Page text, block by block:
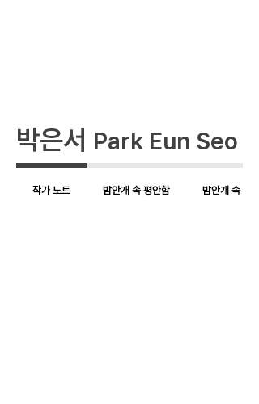
박은서 Park Eun Seo
작가 노트 밤안개 속 평안함 밤안개 속 평